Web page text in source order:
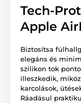
Tech-
Apple
Biztosítsa
elegáns és
szilikon tok
illeszkedik,
karcolások,
Ráadásul